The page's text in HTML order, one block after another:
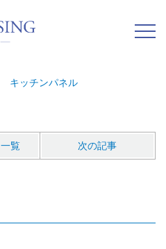
キッチンパネル
一覧 次の記事